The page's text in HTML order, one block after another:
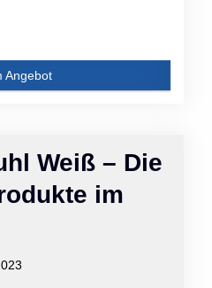
Weiß – Die
im
Angebot